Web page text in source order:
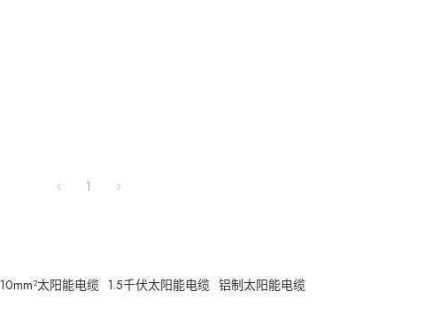
1
10mm²太阳能电缆 1.5千伏太阳能电缆 铝制太阳能电缆